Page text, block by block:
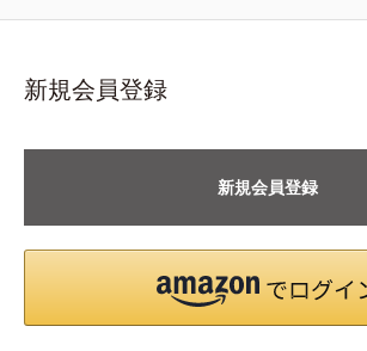
新規会員登録
新規会員登録